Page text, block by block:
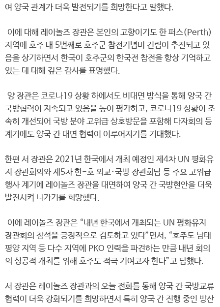
여 양국 관계가 더욱 발전되기를 희망한다고 말했다.
이에 대해 레이놀즈 장관은 본인의 고향이기도 한 퍼스(Perth)
지역에 호주 내 5번째로 호주군 참전기념비 건립이 추진되고 있
음을 상기하면서 한국이 호주군의 한국전 참전을 항상 기억하고
있는 데 대해 깊은 감사를 표명했다.
양 장관은 코로나19 상황 하에서도 비대면 방식을 통해 양국 간
국방협력이 지속되고 있음을 높이 평가하고, 코로나19 상황이 조
속히 개선되어 국방 분야 고위급 상호방문을 포함해 다자회의 등
계기에도 양국 간 대면 협력이 이루어지기를 기대했다.
한편 서 장관은 2021년 한국에서 개최 예정인 제4차 UN 평화유
지 장관회의와 제5차 한-호 외교·국방 장관회담 등 주요 고위급
행사 계기에 레이놀즈 장관을 대면하여 양국 간 국방현안을 더욱
발전시켜 나가기를 희망했다.
이에 레이놀즈 장관은 “내년 한국에서 개최되는 UN 평화유지
장관회의 참석을 긍정적으로 검토하고 있다”면서, “호주도 남태
평양 지역 등 다수 지역에 PKO 인력을 파견하는 만큼 내년 회의
의 성공적 개최를 위해 호주도 적극 기여코자 한다”고 답했다.
서 장관은 레이놀즈 장관과의 오늘 전화를 통해 양국 간 국방교류
협력이 더욱 강화되기를 희망하면서 특히 양국 간 진행 중인 방산